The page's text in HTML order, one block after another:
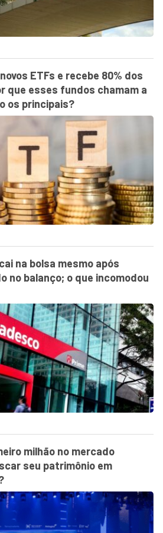
ETFs e recebe 80% dos
que esses fundos chamam a
os principais?
na bolsa mesmo após
no balanço; o que incomodou
milhão no mercado
seu patrimônio em